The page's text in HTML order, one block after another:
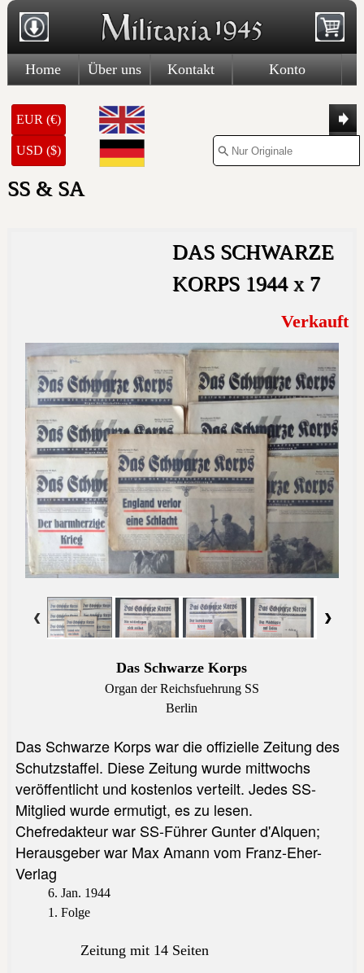
Home Über uns Kontakt Konto
EUR (€)
USD ($)
SS & SA
DAS SCHWARZE
KORPS 1944 x 7
Verkauft
Das Schwarze Korps
Organ der Reichsfuehrung SS
Berlin
Das Schwarze Korps war die offizielle Zeitung des
Schutzstaffel. Diese Zeitung wurde mittwochs
veröffentlicht und kostenlos verteilt. Jedes SS-
Mitglied wurde ermutigt, es zu lesen.
Chefredakteur war SS-Führer Gunter d'Alquen;
Herausgeber war Max Amann vom Franz-Eher-
Verlag
6. Jan. 1944
1. Folge
Zeitung mit 14 Seiten